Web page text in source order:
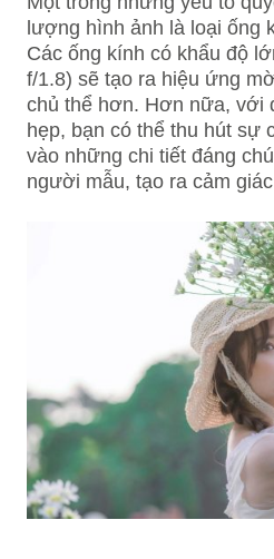
lượng hình ảnh là loại ống
Các ống kính có khẩu độ
f/1.8) sẽ tạo ra hiệu ứng
chủ thể hơn. Hơn nữa, với
hẹp, bạn có thể thu hút sự
vào những chi tiết đáng
người mẫu, tạo ra cảm